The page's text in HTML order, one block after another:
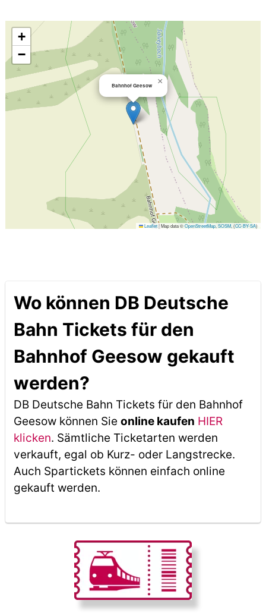
Bahnhof Geesow ×
+
−
Leaflet|Map data ©OpenStreetMap ,SOSM , (CC-BY-SA)
Wo können DB Deutsche
Bahn Tickets für den
Bahnhof Geesow gekauft
werden?
DB Deutsche Bahn Tickets für den Bahnhof
Geesow können Sie online kaufen HIER
klicken. Sämtliche Ticketarten werden
verkauft, egal ob Kurz- oder Langstrecke.
Auch Spartickets können einfach online
gekauft werden.